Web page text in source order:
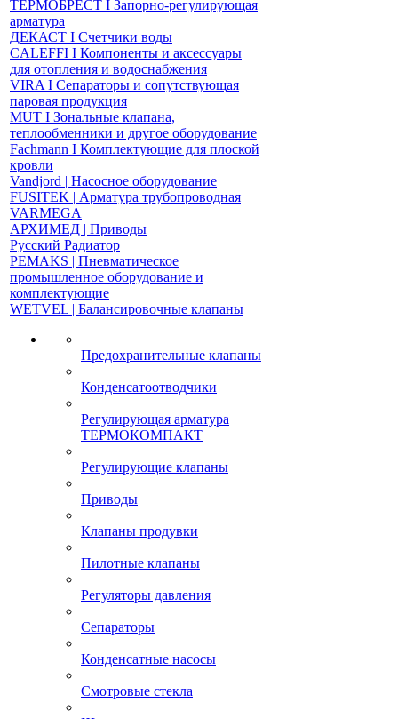
ТЕРМОБРЕСТ І Запорно-регулирующая
арматура
ДЕКАСТ І Счетчики воды
CALEFFI І Компоненты и аксессуары
для отопления и водоснабжения
VIRA І Сепараторы и сопутствующая
паровая продукция
MUT І Зональные клапана,
теплообменники и другое оборудование
Fachmann І Комплектующие для плоской
кровли
Vandjord | Насосное оборудование
FUSITEK | Арматура трубопроводная
VARMEGA
АРХИМЕД | Приводы
Русский Радиатор
PEMAKS | Пневматическое
промышленное оборудование и
комплектующие
WETVEL | Балансировочные клапаны
Предохранительные клапаны
Конденсатоотводчики
Регулирующая арматура
ТЕРМОКОМПАКТ
Регулирующие клапаны
Приводы
Клапаны продувки
Пилотные клапаны
Регуляторы давления
Сепараторы
Конденсатные насосы
Смотровые стекла